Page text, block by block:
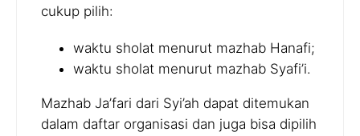
cukup pilih:
waktu sholat menurut mazhab Hanafi;
waktu sholat menurut mazhab Syafi’i.
Mazhab Ja’fari dari Syi’ah dapat ditemukan
dalam daftar organisasi dan juga bisa dipilih